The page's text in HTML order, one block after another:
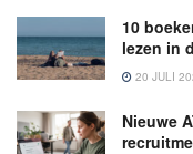
10
lezen in
20 JULI
Nieuwe